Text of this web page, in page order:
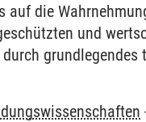
die
und
grundlegendes